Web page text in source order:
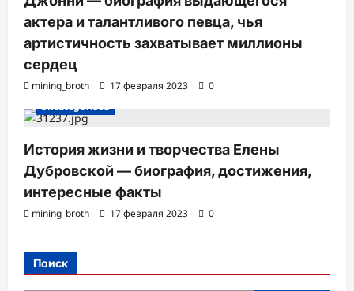
актера и талантливого певца, чья
артистичность захватывает миллионы
сердец
mining_broth 17 февраля 2023
0
Uncategorised
История жизни и творчества Елены
Дубровской — биография, достижения,
интересные факты
mining_broth 17 февраля 2023 0
Поиск